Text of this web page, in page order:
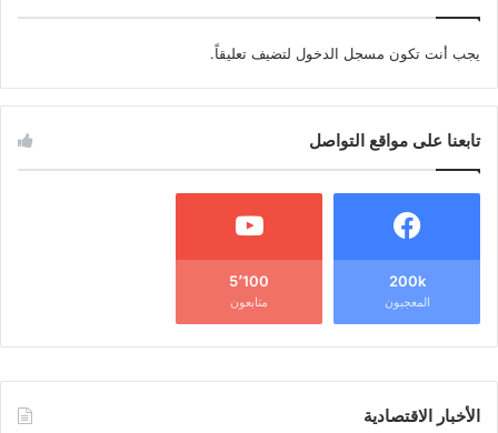
يجب أنت تكون مسجل الدخول لتضيف تعليقاً.
تابعنا على مواقع التواصل
200k
المعجبون
5٬100
متابعون
الأخبار الاقتصادية